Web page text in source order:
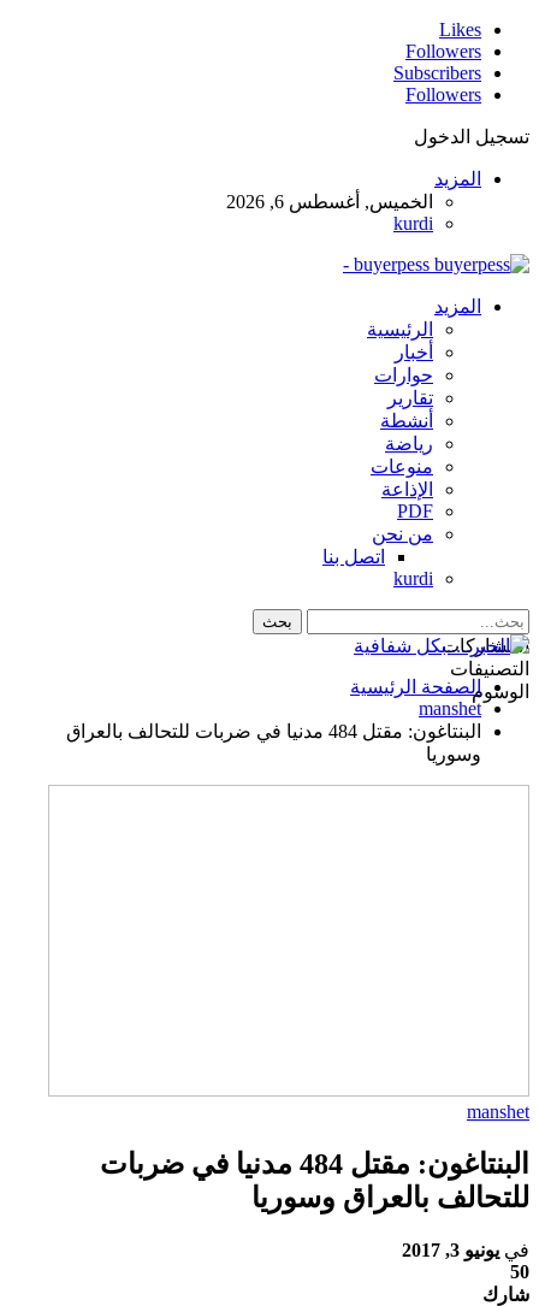
Likes
Followers
Subscribers
Followers
تسجيل الدخول
المزيد
الخميس, أغسطس 6, 2026
kurdi
buyerpess -
المزيد
الرئيسية
أخبار
حوارات
تقارير
أنشطة
رياضة
منوعات
الإذاعة
PDF
من نحن
اتصل بنا
kurdi
المشاركات
التصنيفات
الوسومالصفحة الرئيسية
manshet
البنتاغون: مقتل 484 مدنيا في ضربات للتحالف بالعراق
وسوريا
manshet
البنتاغون: مقتل 484 مدنيا في ضربات
للتحالف بالعراق وسوريا
في يونيو 3, 2017
50
شارك